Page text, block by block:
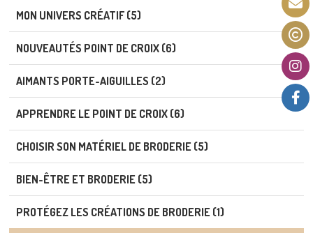
MON UNIVERS CRÉATIF (5)
NOUVEAUTÉS POINT DE CROIX (6)
AIMANTS PORTE-AIGUILLES (2)
APPRENDRE LE POINT DE CROIX (6)
CHOISIR SON MATÉRIEL DE BRODERIE (5)
BIEN-ÊTRE ET BRODERIE (5)
PROTÉGEZ LES CRÉATIONS DE BRODERIE (1)